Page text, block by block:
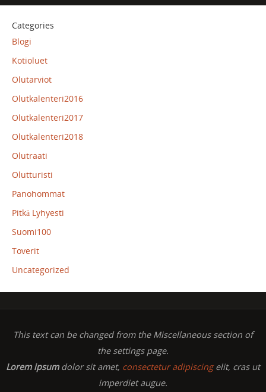
Categories
Blogi
Kotioluet
Olutarviot
Olutkalenteri2016
Olutkalenteri2017
Olutkalenteri2018
Olutraati
Olutturisti
Panohommat
Pitkä Lyhyesti
Suomi100
Toverit
Uncategorized
This text can be changed from the Miscellaneous section of
the settings page.
Lorem ipsumdolor sit amet, consectetur adipiscingelit, cras ut
imperdiet augue.